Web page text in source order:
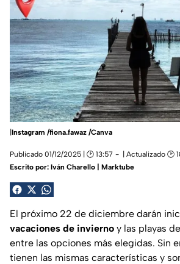
|Instagram /fiona.fawaz /Canva
Publicado 01/12/2025 | 🕑 13:57 | Actualizado 🕑
Escrito por: Iván Charello | Marktube
El próximo 22 de diciembre darán
vacaciones de invierno y las playas
entre las opciones más elegidas. Sin
tienen las mismas características y